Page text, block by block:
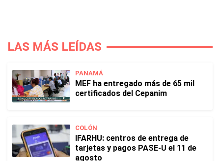
LAS MÁS LEÍDAS
PANAMÁ
MEF ha entregado más de 65 mil
certificados del Cepanim
COLÓN
IFARHU: centros de entrega de
tarjetas y pagos PASE-U el 11 de
agosto